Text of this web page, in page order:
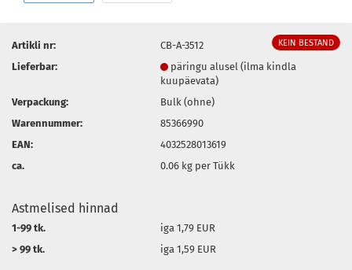
KEIN BESTAND
Artikli nr:
CB-A-3512
Lieferbar:
päringu alusel (ilma kindla
kuupäevata)
Verpackung:
Bulk (ohne)
Warennummer:
85366990
EAN:
4032528013619
ca.
0.06 kg per Tükk
Astmelised hinnad
1-99 tk.
iga 1,79 EUR
> 99 tk.
iga 1,59 EUR